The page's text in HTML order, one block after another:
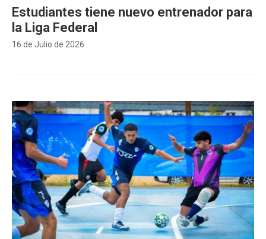
16 de Julio de 2026
Estudiantes tiene nuevo entrenador para
la Liga Federal